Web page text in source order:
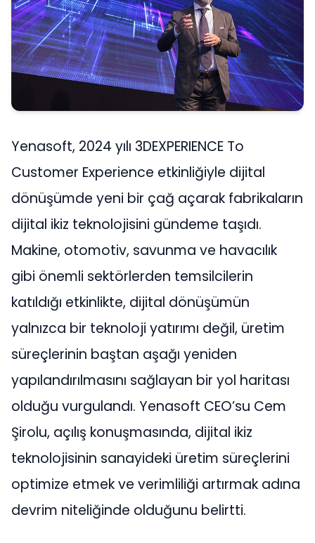
Yenasoft, 2024 yılı 3DEXPERIENCE To
Customer Experience etkinliğiyle dijital
dönüşümde yeni bir çağ açarak fabrikaların
dijital ikiz teknolojisini gündeme taşıdı.
Makine, otomotiv, savunma ve havacılık
gibi önemli sektörlerden temsilcilerin
katıldığı etkinlikte, dijital dönüşümün
yalnızca bir teknoloji yatırımı değil, üretim
süreçlerinin baştan aşağı yeniden
yapılandırılmasını sağlayan bir yol haritası
olduğu vurgulandı. Yenasoft CEO’su Cem
Şirolu, açılış konuşmasında, dijital ikiz
teknolojisinin sanayideki üretim süreçlerini
optimize etmek ve verimliliği artırmak adına
devrim niteliğinde olduğunu belirtti.